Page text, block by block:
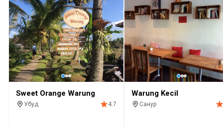
Sweet Orange Warung
Убуд
4.7
Warung Kecil
Санур